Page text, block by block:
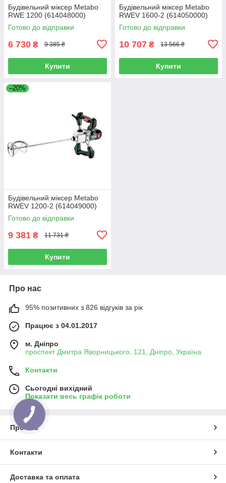
Будівельний міксер Metabo
RWE 1200 (614048000)
Готово до відправки
6 730 ₴ 9 385 ₴
Купити
Будівельний міксер Metabo
RWEV 1600-2 (614050000)
Готово до відправки
10 707 ₴ 13 566 ₴
Купити
–20%
Будівельний міксер Metabo
RWEV 1200-2 (614049000)
Готово до відправки
9 381 ₴ 11 731 ₴
Купити
Про нас
95% позитивних з 826 відгуків за рік
Працює з 04.01.2017
м. Дніпро
проспект Дмитра Яворницького, 121, Дніпро, Україна
Контакти
Сьогодні вихідний
Показати весь графік роботи
Про нас
Контакти
Доставка та оплата